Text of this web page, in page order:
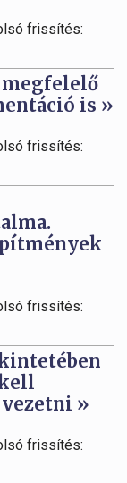
frissítés:
megfelelő
is »
frissítés:
frissítés:
»
frissítés: